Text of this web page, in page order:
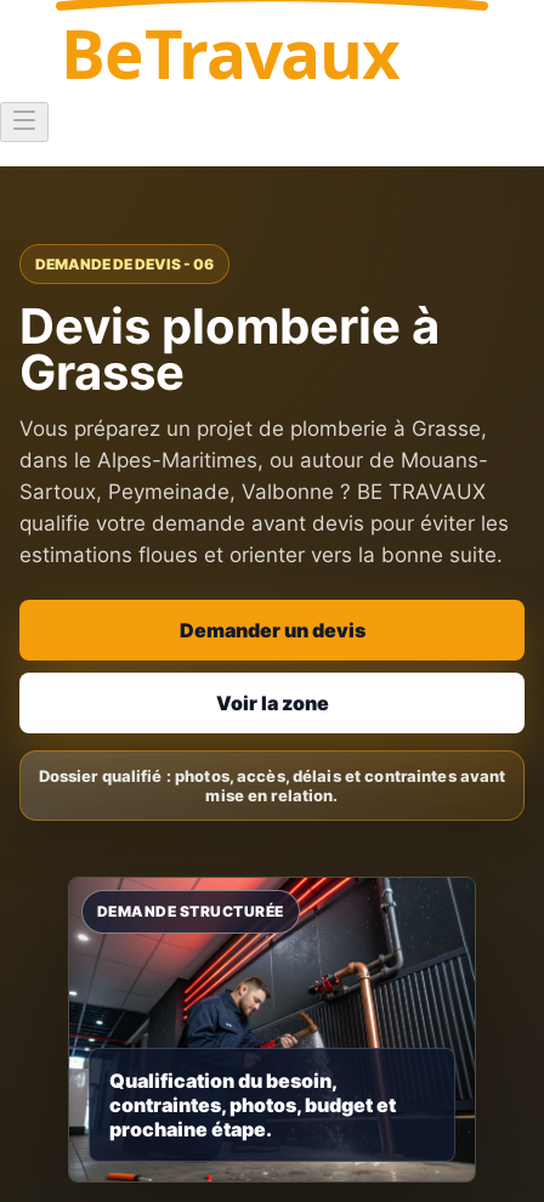
BeTravaux
DEMANDE DE DEVIS - 06
Devis plomberie à
Grasse
Vous préparez un projet de plomberie à Grasse,
dans le Alpes-Maritimes, ou autour de Mouans-
Sartoux, Peymeinade, Valbonne ? BE TRAVAUX
qualifie votre demande avant devis pour éviter les
estimations floues et orienter vers la bonne suite.
Demander un devis
Voir la zone
Qualification du besoin,
contraintes, photos, budget et
prochaine étape.